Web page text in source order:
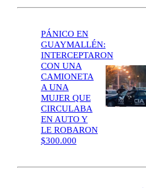
PÁNICO EN
GUAYMALLÉN:
INTERCEPTARON
CON UNA
CAMIONETA
A UNA
MUJER QUE
CIRCULABA
EN AUTO Y
LE ROBARON
$300.000